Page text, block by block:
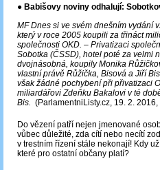
● Babišovy noviny odhalují:
MF Dnes si ve svém dnešním vydání
který v roce 2005 koupili za třináct
společnosti OKD. ‒ Privatizaci
Sobotka (ČSSD), hotel poté za velmi
dvojnásobná, koupily Monika
vlastní právě Růžička, Bisová a Jiří
však žádné pochybení při přivatizaci
miliardářovi Zdeňku Bakalovi v té
Bis. (ParlamentniListy.cz, 19. 2.
Do vězení patří nejen jmenované
vůbec důležité, zda cítí nebo necítí
v trestním řízení stále nekonají! Kdy
které pro ostatní občany platí?